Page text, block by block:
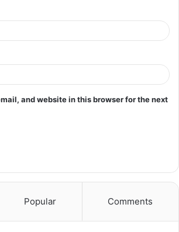
and website in this browser for the next
Popular Comments